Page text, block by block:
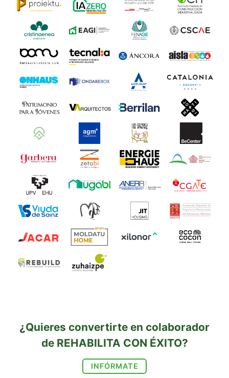
¿Quieres convertirte en colaborador
de REHABILITA CON ÉXITO?
INFÓRMATE